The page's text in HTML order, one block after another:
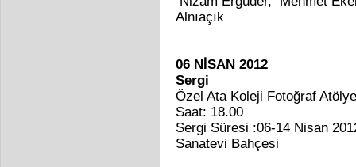
Alnıaçık
06 NİSAN 2012
Sergi
Özel Ata Koleji Fotoğraf
Saat: 18.00
Sergi Süresi :06-14 Nisan
Sanatevi Bahçesi